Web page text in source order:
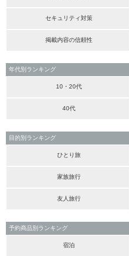
セキュリティ対策
掲載内容の信頼性
年代別ランキング
10・20代
40代
目的別ランキング
ひとり旅
家族旅行
友人旅行
予約商品別ランキング
宿泊